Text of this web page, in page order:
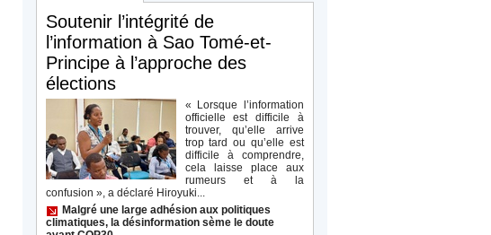
Soutenir l’intégrité de
l’information à Sao Tomé-et-
Principe à l’approche des
élections
« Lorsque l’information
officielle est difficile à
trouver, qu’elle arrive
trop tard ou qu’elle est
difficile à comprendre,
cela laisse place aux
rumeurs et à la
confusion », a déclaré Hiroyuki...
Malgré une large adhésion aux politiques
climatiques, la désinformation sème le doute